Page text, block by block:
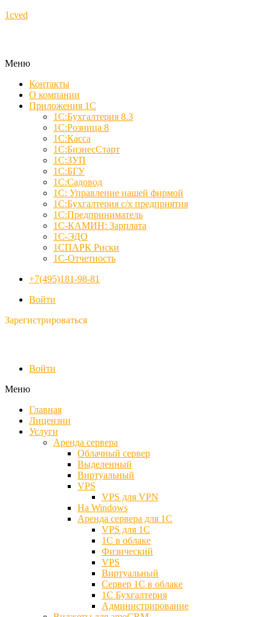
1cved
Меню
Контакты
О компании
Приложения 1С
1С:Бухгалтерия 8.3
1С:Розница 8
1С:Касса
1С:БизнесСтарт
1С:ЗУП
1С:БГУ
1С:Садовод
1С: Управление нашей фирмой
1С:Бухгалтерия с/х предприятия
1С:Предприниматель
1С-КАМИН: Зарплата
1С-ЭДО
1СПАРК Риски
1С-Отчетность
+7(495)181-98-81
Войти
Зарегистрироваться
Войти
Меню
Главная
Лицензии
Услуги
Аренда сервера
Облачный сервер
Выделенный
Виртуальный
VPS
VPS для VPN
На Windows
Аренда сервера для 1С
VPS для 1С
1С в облаке
Физический
VPS
Виртуальный
Сервер 1С в облаке
1С Бухгалтерия
Администрирование